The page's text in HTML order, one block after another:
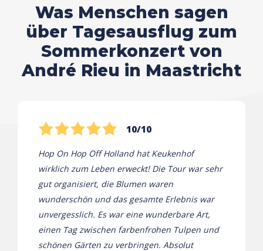
Was Menschen sagen
über Tagesausflug zum
Sommerkonzert von
André Rieu in Maastricht
10/10
Hop On Hop Off Holland hat Keukenhof
wirklich zum Leben erweckt! Die Tour war sehr
gut organisiert, die Blumen waren
wunderschön und das gesamte Erlebnis war
unvergesslich. Es war eine wunderbare Art,
einen Tag zwischen farbenfrohen Tulpen und
schönen Gärten zu verbringen. Absolut